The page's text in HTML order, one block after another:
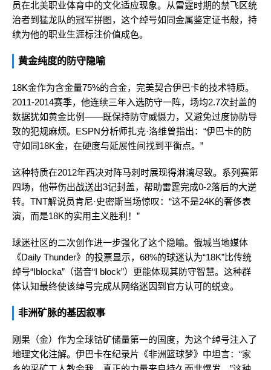
员在北美职业体育中的文化适应现象。从雷霆时期的禁飞区统
治者到猛龙队的冠军拼图，这个绰号如同金属鉴定证书般，持
续为他的职业生涯标注价值成色。
黄金纯度的防守隐喻
18K金作为含金量75%的合金，完美契合伊巴卡的技术特质。
2011-2014赛季，他连续三年入选防守一阵，场均2.7次封盖的
数据犹如黄金比例——既保持防守威慑力，又避免过度协防导
致的犯规麻烦。ESPN分析师扎克·洛维曾指出：“伊巴卡的防
守如同18K金，在硬度与延展性间找到平衡点。”
这种特质在2012年西决对阵马刺时展现得淋漓尽致。系列赛第
四场，他带伤出战送出3记封盖，帮助雷霆完成0-2落后的大逆
转。TNT解说员肯尼·史密斯当场惊叹：“这不是24K的奢侈表
演，而是18K的实用主义胜利！”
球迷社区的二次创作进一步强化了这个隐喻。俄城当地媒体
《Daily Thunder》的投票显示，68%的球迷认为“18K”比传统
绰号“Iblocka”（谐音“I block”）更能体现其防守智慧。这种群
体认知最终使该绰号完成从网络迷因到官方认可的蜕变。
非洲矿脉的基因叙事
刚果（金）作为全球钴矿储量第一的国度，为这个绰号注入了
地理文化注解。伊巴卡在纪录片《非洲篮球梦》中坦言：“家